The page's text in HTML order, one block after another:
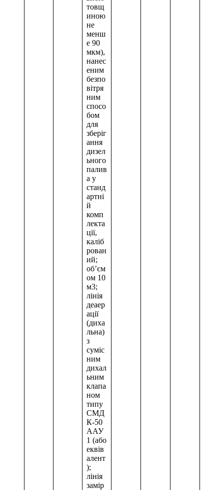
товщ
иною
не
менш
е 90
мкм),
нанес
еним
безпо
вітря
ним
спосо
бом
для
зберіг
ання
дизел
ьного
палив
а у
станд
артні
й
комп
лекта
ції,
каліб
рован
ий;
об’єм
ом 10
м3;
лінія
деаер
ації
(диха
льна)
з
суміс
ним
дихал
ьним
клапа
ном
типу
СМД
К-50
ААУ
1 (або
еквів
алент
);
лінія
замір